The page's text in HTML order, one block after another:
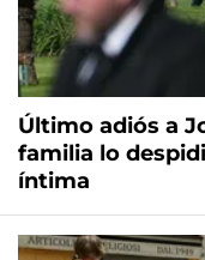
Último adiós a
familia lo
íntima